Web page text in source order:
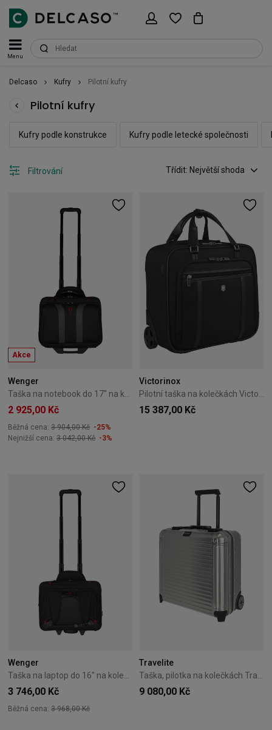
Menu
Delcaso Kufry Pilotní kufry
Pilotní kufry
Kufry podle konstrukce Kufry podle letecké společnosti
Třídit: Největší shoda
Filtrování
Akce
Wenger
2 925,00 Kč
Běžná cena: 3 904,00 Kč -25%
Nejnižší cena: 3 042,00 Kč -3%
Victorinox
15 387,00 Kč
Wenger
Taška na laptop do 16" na kolečkách Wenger Transfer černá
3 746,00 Kč
Běžná cena: 3 968,00 Kč
Travelite
Taška, pilotka na kolečkách Travelite Next metalická
9 080,00 Kč